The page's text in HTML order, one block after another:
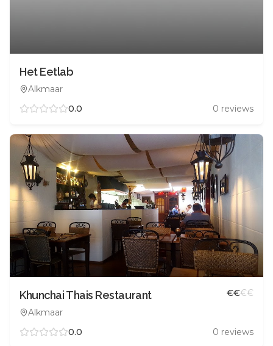
Het Eetlab
Alkmaar
0.0
0 reviews
Khunchai Thais Restaurant
Alkmaar
€€€€
0.0 0 reviews